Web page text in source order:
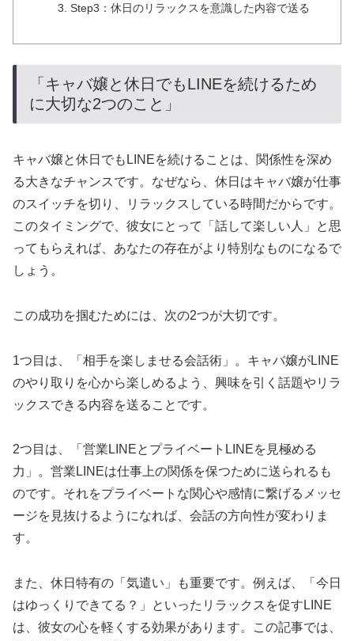
Step3：休日のリラックスを意識した内容で送る
「キャバ嬢と休日でもLINEを続けるため
に大切な2つのこと」
キャバ嬢と休日でもLINEを続けることは、関係性を深め
る大きなチャンスです。なぜなら、休日はキャバ嬢が仕事
のスイッチを切り、リラックスしている時間だからです。
このタイミングで、彼女にとって「話して楽しい人」と思
ってもらえれば、あなたの存在がより特別なものになるで
しょう。
この成功を掴むためには、次の2つが大切です。
1つ目は、「相手を楽しませる会話術」。キャバ嬢がLINE
のやり取りを心から楽しめるよう、興味を引く話題やリラ
ックスできる内容を送ることです。
2つ目は、「営業LINEとプライベートLINEを見極める
力」。営業LINEは仕事上の関係を保つために送られるも
のです。それをプライベートな関心や感情に繋げるメッセ
ージを見抜けるようになれば、会話の方向性が変わりま
す。
また、休日特有の「気遣い」も重要です。例えば、「今日
はゆっくりできてる？」といったリラックスを促すLINE
は、彼女の心を軽くする効果があります。この記事では、